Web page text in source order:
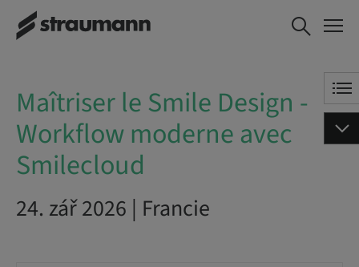
Maîtriser le Smile Design - Workflow
moderne avec Smilecloud
Maîtriser le Smile Design -
Workflow moderne avec
Smilecloud
24. zář 2026 | Francie